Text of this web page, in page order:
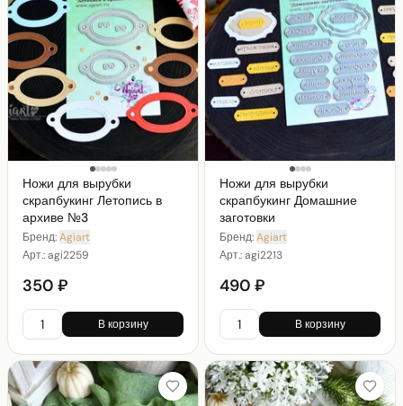
Ножи для вырубки
скрапбукинг Летопись в
архиве №3
Бренд:Agiart
Арт.:agi2259
350 ₽
В корзину
Ножи для вырубки
скрапбукинг Домашние
заготовки
Бренд:Agiart
Арт.:agi2213
490 ₽
В корзину